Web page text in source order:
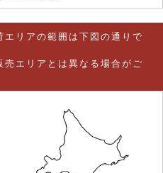
リアの範囲は下図の通りで
エリアとは異なる場合がご